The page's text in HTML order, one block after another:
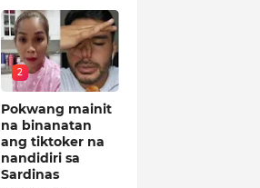
2
Pokwang mainit
na binanatan
ang tiktoker na
nandidiri sa
Sardinas